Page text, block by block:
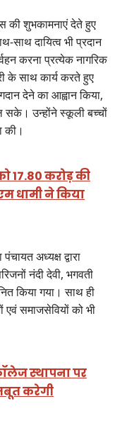
की शुभकामनाएं देते हुए
साथ दायित्व भी प्रदान
करना प्रत्येक नागरिक
के साथ कार्य करते हुए
देने का आह्वान किया,
सके। उन्होंने स्कूली बच्चों
की।
17.80 करोड़ की
धामी ने किया
अध्यक्ष द्वारा
नंदी देवी, भगवती
किया गया। साथ ही
एवं समाजसेवियों को भी
स्थापना पर
करेगी